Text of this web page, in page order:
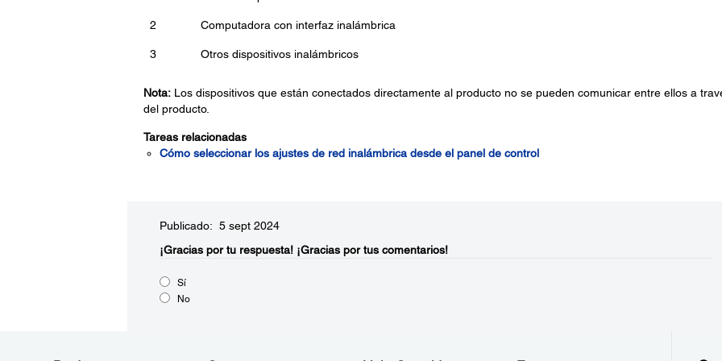
2 Computadora con interfaz inalámbrica
3 Otros dispositivos inalámbricos
Nota:Los dispositivos que están conectados directamente al producto no se pueden comunicar entre ellos a
del producto.
Tareas relacionadas
Cómo seleccionar los ajustes de red inalámbrica desde el panel de control
Publicado: 5 sept 2024
¡Gracias por tu respuesta! ¡Gracias por tus comentarios!
Sí
No